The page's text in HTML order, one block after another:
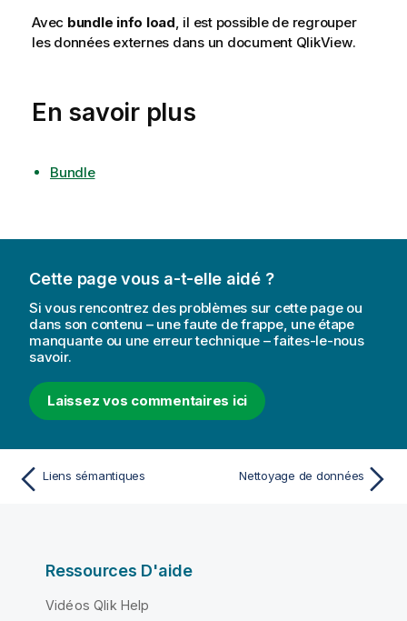
Avec bundle info load, il est possible de regrouper
les données externes dans un document QlikView.
En savoir plus
Bundle
Cette page vous a-t-elle aidé ?
Si vous rencontrez des problèmes sur cette page ou
dans son contenu – une faute de frappe, une étape
manquante ou une erreur technique – faites-le-nous
savoir.
Laissez vos commentaires ici
Liens sémantiques Nettoyage de données
Ressources D'aide
Vidéos Qlik Help